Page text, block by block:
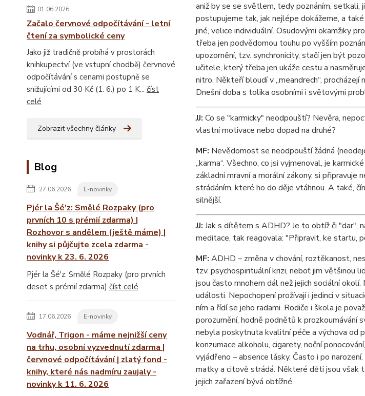
01.06.2026
Začalo červnové odpočítávání - letní
čtení za symbolické ceny
Jako již tradičně probíhá v prostorách
knihkupectví (ve vstupní chodbě) červnové
odpočítávání s cenami postupně se
snižujícími od 30 Kč (1. 6.) po 1 K... číst
celé
Zobrazit všechny články
Blog
27.06.2026 E-novinky
Pjér la Šé'z: Smělé Rozpaky (pro
prvních 10 s prémií zdarma) |
Rozhovor s andělem (ještě máme) |
knihy si půjčujte zcela zdarma -
novinky k 23. 6. 2026
Pjér la Šé'z: Smělé Rozpaky (pro prvních
deset s prémií zdarma) číst celé
17.06.2026 E-novinky
Vodnář, Trigon - máme nejnižší ceny
na trhu, osobní vyzvednutí zdarma |
červnové odpočítávání | zlatý fond -
knihy, které nás nadmíru zaujaly -
novinky k 11. 6. 2026
aniž by se se světlem, tedy poznáním, setkali,
postupujeme tak, jak nejlépe dokážeme, a
jiné, velice individuální. Osudovými okamžiky
třeba jen podvědomou touhu po vyšším
upozornění, tzv. synchronicity, stačí jen být
učitele, který třeba jen ukáže cestu a
nitro. Někteří bloudí v „meandrech“,
Dnešní doba s tolika osobními i světovými
JJ: Co se "karmicky" neodpouští? Nevěra,
vlastní motivace nebo dopad na druhé?
MF: Nevědomost se neodpouští žádná
„karma“. Všechno, co jsi vyjmenoval, je
základní mravní a morální zákony, si
strádáním, které ho do děje vtáhnou. A také,
silnější.
JJ: Jak s dítětem s ADHD? Je to obtíž či "dar",
meditace, tak reagovala: "Připravit, ke startu,
MF: ADHD – změna v chování, roztěkanost,
tzv. psychospirituální krizi, neboť jim většinou
jsou často mnohem dál než jejich sociální
události. Nepochopení prožívají i jedinci v
ním a řídí se jeho radami. Rodiče i škola je
porozumění, hodně podnětů k prozkoumávání
nebyla poskytnuta kvalitní péče a výchova od
konzumace alkoholu, cigarety, noční
vyjádřeno – absence lásky. Často i po
matky a citově strádá. Některé děti jsou však
jejich zařazení bývá obtížné.